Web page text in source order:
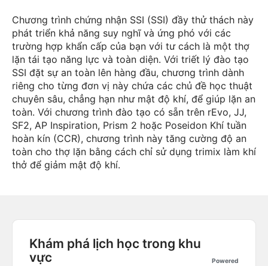
Chương trình chứng nhận SSI (SSI) đầy thử thách này
phát triển khả năng suy nghĩ và ứng phó với các
trường hợp khẩn cấp của bạn với tư cách là một thợ
lặn tái tạo năng lực và toàn diện. Với triết lý đào tạo
SSI đặt sự an toàn lên hàng đầu, chương trình dành
riêng cho từng đơn vị này chứa các chủ đề học thuật
chuyên sâu, chẳng hạn như mật độ khí, để giúp lặn an
toàn. Với chương trình đào tạo có sẵn trên rEvo, JJ,
SF2, AP Inspiration, Prism 2 hoặc Poseidon Khí tuần
hoàn kín (CCR), chương trình này tăng cường độ an
toàn cho thợ lặn bằng cách chỉ sử dụng trimix làm khí
thở để giảm mật độ khí.
Khám phá lịch học trong khu
vực
Powered